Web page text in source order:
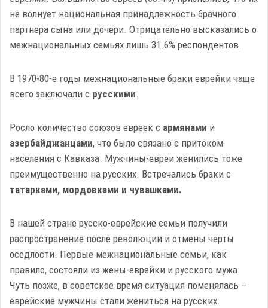
не волнует национальная принадлежность брачного
партнера сына или дочери. Отрицательно высказались о
межнациональных семьях лишь 31.6% респондентов.
В 1970-80-е годы межнациональные браки еврейки чаще
всего заключали с русскими.
Росло количество союзов евреек с армянами и
азербайджанцами, что было связано с притоком
населения с Кавказа. Мужчины-евреи женились тоже
преимущественно на русских. Встречались браки с
татарками, мордовками и чувашками.
В нашей стране русско-еврейские семьи получили
распространение после революции и отмены черты
оседлости. Первые межнациональные семьи, как
правило, состояли из жены-еврейки и русского мужа.
Чуть позже, в советское время ситуация поменялась –
еврейские мужчины стали жениться на русских.